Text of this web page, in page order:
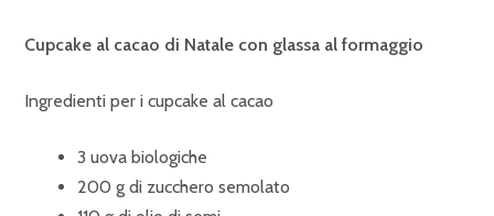
Cupcake al cacao di Natale con glassa al formaggio
Ingredienti per i cupcake al cacao
3 uova biologiche
200 g di zucchero semolato